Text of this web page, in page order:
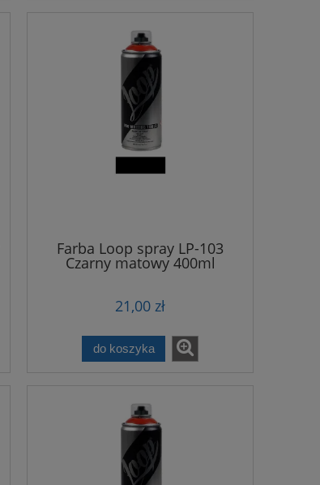
Farba Loop spray LP-103
Czarny matowy 400ml
21,00 zł
do koszyka